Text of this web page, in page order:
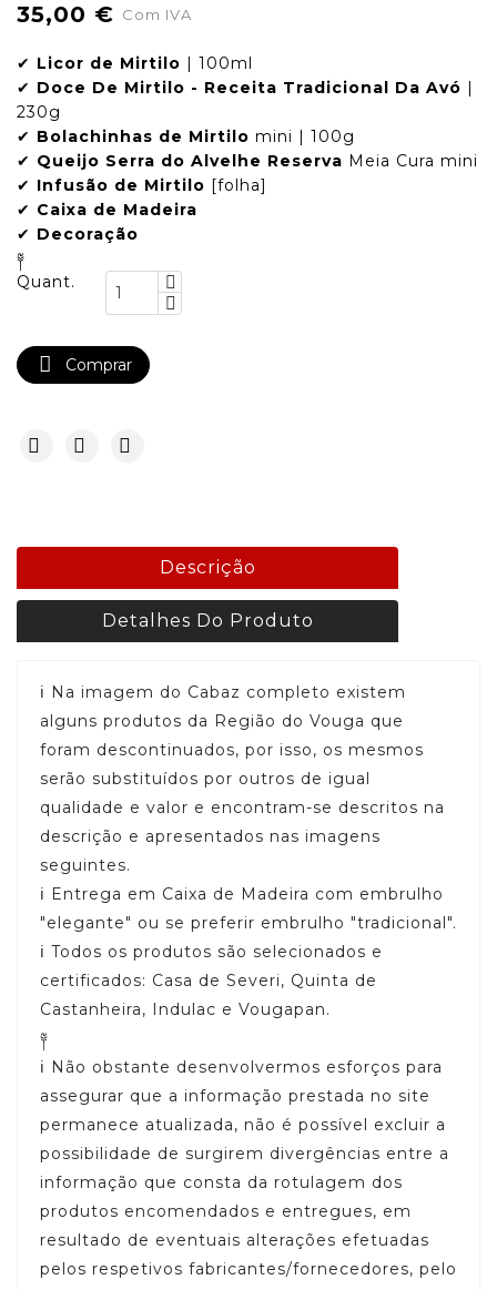
35,00 € Com IVA
✔ Licor de Mirtilo | 100ml
✔ Doce De Mirtilo - Receita Tradicional Da Avó |
230g
✔ Bolachinhas de Mirtilo mini | 100g
✔ Queijo Serra do Alvelhe Reserva Meia Cura mini
✔ Infusão de Mirtilo [folha]
✔ Caixa de Madeira
✔ Decoração
༈
Quant.
 Comprar
Descrição
Detalhes Do Produto
ℹ️ Na imagem do Cabaz completo existem
alguns produtos da Região do Vouga que
foram descontinuados, por isso, os mesmos
serão substituídos por outros de igual
qualidade e valor e encontram-se descritos na
descrição e apresentados nas imagens
seguintes.
ℹ️ Entrega em Caixa de Madeira com embrulho
"elegante" ou se preferir embrulho "tradicional".
ℹ️ Todos os produtos são selecionados e
certificados: Casa de Severi, Quinta de
Castanheira, Indulac e Vougapan.
༈
ℹ️ Não obstante desenvolvermos esforços para
assegurar que a informação prestada no site
permanece atualizada, não é possível excluir a
possibilidade de surgirem divergências entre a
informação que consta da rotulagem dos
produtos encomendados e entregues, em
resultado de eventuais alterações efetuadas
pelos respetivos fabricantes/fornecedores, pelo